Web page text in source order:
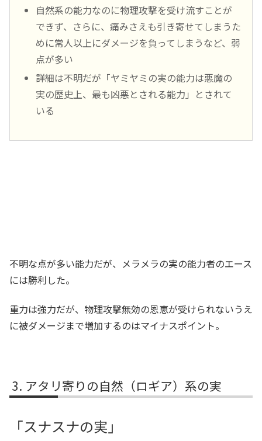
自然系の能力なのに物理攻撃を受け流すことが
できず、さらに、痛みさえも引き寄せてしまうた
めに常人以上にダメージを負ってしまうなど、弱
点が多い
詳細は不明だが「ヤミヤミの実の能力は悪魔の
実の歴史上、最も凶悪とされる能力」とされて
いる
不明な点が多い能力だが、メラメラの実の能力者のエース
には勝利した。
重力は強力だが、物理攻撃無効の恩恵が受けられないうえ
に被ダメージまで増加するのはマイナスポイント。
アタリ寄りの自然（ロギア）系の実
「スナスナの実」